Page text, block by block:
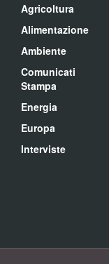
Agricoltura
Alimentazione
Ambiente
Comunicati
Stampa
Energia
Europa
Interviste